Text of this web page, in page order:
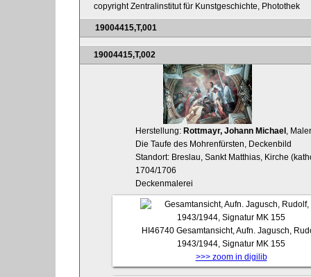
copyright Zentralinstitut für Kunstgeschichte, Photothek
19004415,T,001
19004415,T,002
Herstellung: Rottmayr, Johann Michael , Maler
Die Taufe des Mohrenfürsten, Deckenbild
Standort: Breslau, Sankt Matthias, Kirche
1704/1706
Deckenmalerei
HI46740 Gesamtansicht, Aufn. Jagusch,
1943/1944, Signatur MK 155
>>> zoom in digilib